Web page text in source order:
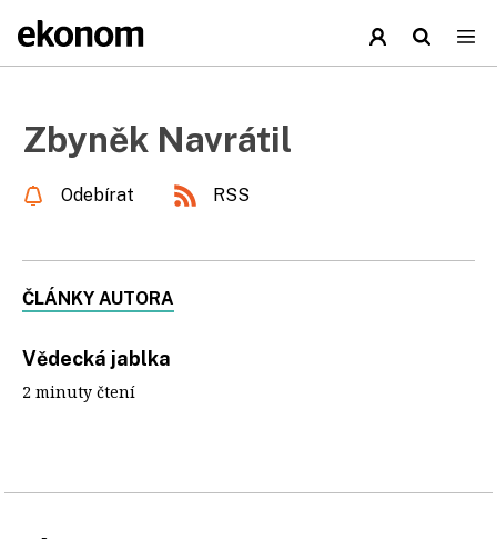
Zbyněk Navrátil
Odebírat RSS
ČLÁNKY AUTORA
Vědecká jablka
2 minuty čtení